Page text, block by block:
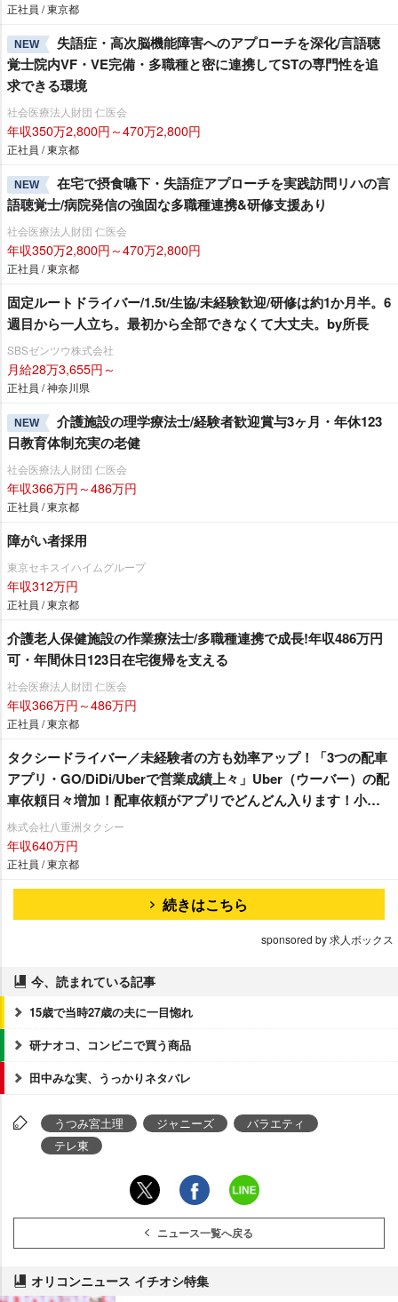
正社員 / 東京都
NEW
失語症・高次脳機能障害へのアプローチを深化/言語聴
覚士院内VF・VE完備・多職種と密に連携してSTの専門性を追
求できる環境
社会医療法人財団 仁医会
年収350万2,800円～470万2,800円
正社員 / 東京都
NEW
在宅で摂食嚥下・失語症アプローチを実践訪問リハの言
語聴覚士/病院発信の強固な多職種連携&研修支援あり
社会医療法人財団 仁医会
年収350万2,800円～470万2,800円
正社員 / 東京都
固定ルートドライバー/1.5t/生協/未経験歓迎/研修は約1か月半。6
週目から一人立ち。最初から全部できなくて大丈夫。by所長
SBSゼンツウ株式会社
月給28万3,655円～
正社員 / 神奈川県
NEW
介護施設の理学療法士/経験者歓迎賞与3ヶ月・年休123
日教育体制充実の老健
社会医療法人財団 仁医会
年収366万円～486万円
正社員 / 東京都
障がい者採用
東京セキスイハイムグループ
年収312万円
正社員 / 東京都
介護老人保健施設の作業療法士/多職種連携で成長!年収486万円
可・年間休日123日在宅復帰を支える
社会医療法人財団 仁医会
年収366万円～486万円
正社員 / 東京都
タクシードライバー／未経験者の方も効率アップ！「3つの配車
アプリ・GO/DiDi/Uberで営業成績上々」Uber（ウーバー）の配
車依頼日々増加！配車依頼がアプリでどんどん入ります！小田
急線・東急田園都市沿線にお住まいの方必見☆ 未経験者の方
も安心「3ヶ月30万円給料保証」乗務員さん最優先の職場環境！
嬉しい待遇も盛りだくさん♪「 経験者対象で入社20万円支
給！」シフトの相談も親身に対応！自分のペースで働くことが
株式会社八重洲タクシー
年収640万円
正社員 / 東京都
続きはこちら
sponsored by 求人ボックス
今、読まれている記事
15歳で当時27歳の夫に一目惚れ
研ナオコ、コンビニで買う商品
田中みな実、うっかりネタバレ
うつみ宮土理 ジャニーズ
バラエティ
テレ東
ニュース一覧へ戻る
オリコンニュース イチオシ特集